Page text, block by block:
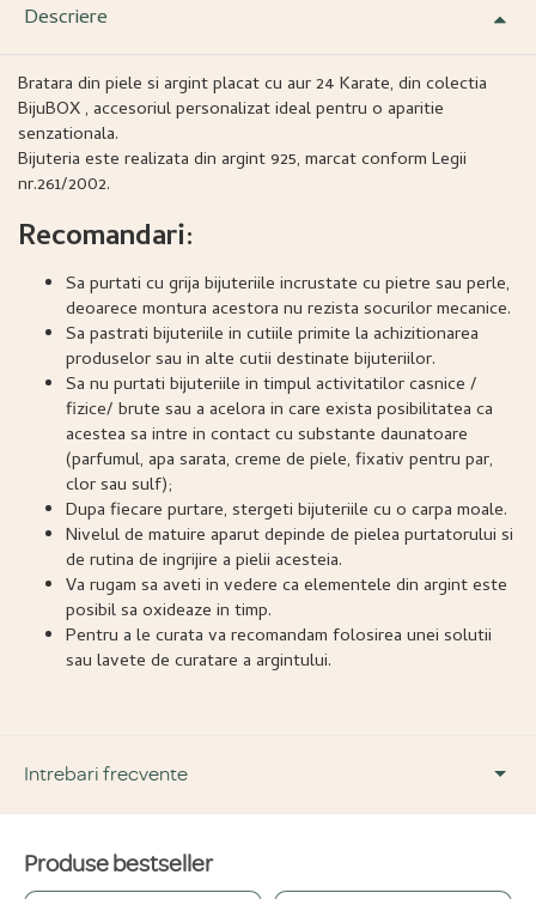
Descriere
Bratara din piele si argint placat cu aur 24 Karate, din colectia
BijuBOX , accesoriul personalizat ideal pentru o aparitie
senzationala.
Bijuteria este realizata din argint 925, marcat conform Legii
nr.261/2002.
Recomandari:
Sa purtati cu grija bijuteriile incrustate cu pietre sau perle,
deoarece montura acestora nu rezista socurilor mecanice.
Sa pastrati bijuteriile in cutiile primite la achizitionarea
produselor sau in alte cutii destinate bijuteriilor.
Sa nu purtati bijuteriile in timpul activitatilor casnice /
fizice/ brute sau a acelora in care exista posibilitatea ca
acestea sa intre in contact cu substante daunatoare
(parfumul, apa sarata, creme de piele, fixativ pentru par,
clor sau sulf);
Dupa fiecare purtare, stergeti bijuteriile cu o carpa moale.
Nivelul de matuire aparut depinde de pielea purtatorului si
de rutina de ingrijire a pielii acesteia.
Va rugam sa aveti in vedere ca elementele din argint este
posibil sa oxideaze in timp.
Pentru a le curata va recomandam folosirea unei solutii
sau lavete de curatare a argintului.
Intrebari frecvente
DESPRE PRODUS ȘI MATERIALE
Produse bestseller